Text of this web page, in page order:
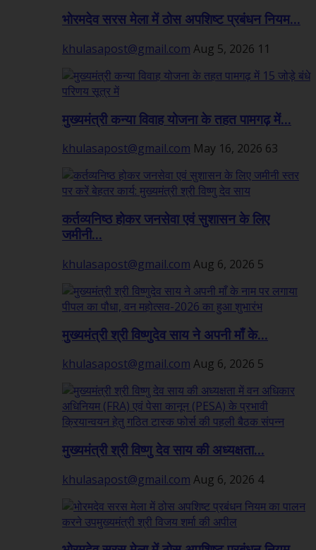
भोरमदेव सरस मेला में ठोस अपशिष्ट प्रबंधन नियम...
khulasapost@gmail.com Aug 5, 2026 11
मुख्यमंत्री कन्या विवाह योजना के तहत पामगढ़ में...
khulasapost@gmail.com May 16, 2026 63
कर्तव्यनिष्ठ होकर जनसेवा एवं सुशासन के लिए
जमीनी...
khulasapost@gmail.com Aug 6, 2026 5
मुख्यमंत्री श्री विष्णुदेव साय ने अपनी माँ के...
khulasapost@gmail.com Aug 6, 2026 5
मुख्यमंत्री श्री विष्णु देव साय की अध्यक्षता...
khulasapost@gmail.com Aug 6, 2026 4